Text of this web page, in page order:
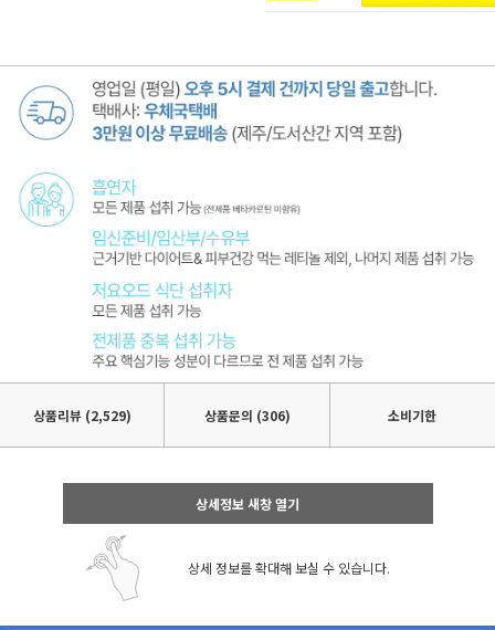
상품리뷰 (2,529) 상품문의 (306) 소비기한
상세정보 새창 열기
상세 정보를 확대해 보실 수 있습니다.